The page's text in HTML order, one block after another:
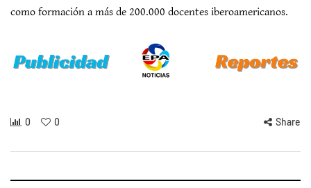
como formación a más de 200.000 docentes iberoamericanos.
0 0 Share